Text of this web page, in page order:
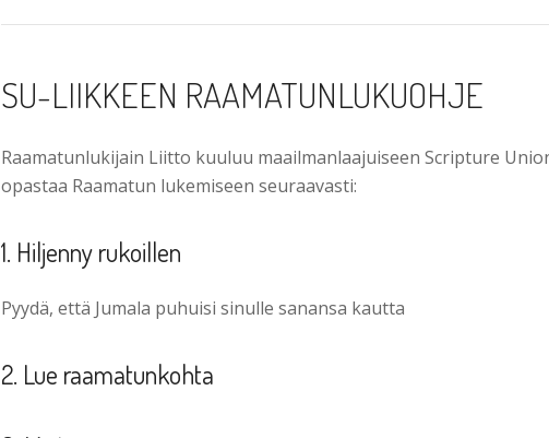
SU-LIIKKEEN RAAMATUN­LUKUOHJE
Raamatunlukijain Liitto kuuluu maailmanlaajuiseen Scripture
opastaa Raamatun lukemiseen seuraavasti:
1. Hiljenny rukoillen
Pyydä, että Jumala puhuisi sinulle sanansa kautta
2. Lue raamatunkohta